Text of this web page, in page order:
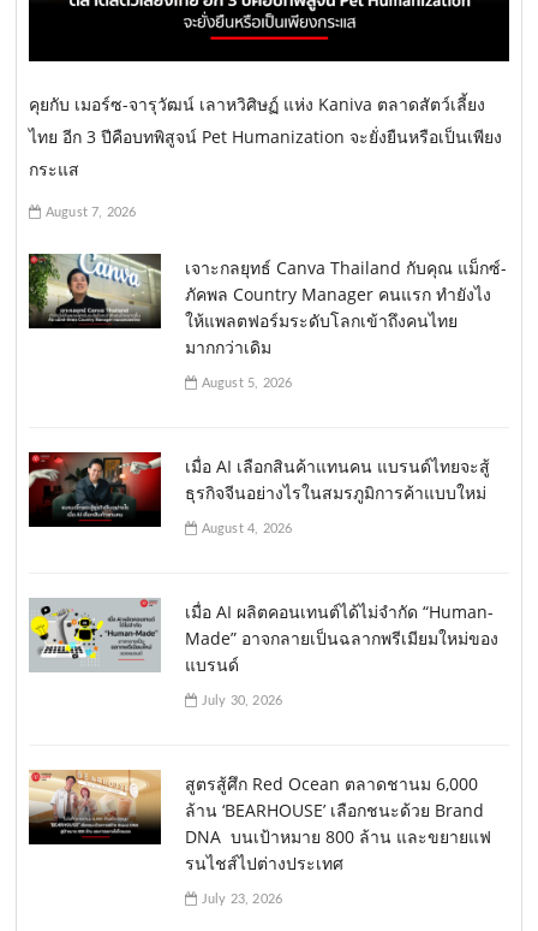
คุยกับ เมอร์ซ-จารุวัฒน์ เลาหวิศิษฏ์ แห่ง Kaniva ตลาดสัตว์เลี้ยง
ไทย อีก 3 ปีคือบทพิสูจน์ Pet Humanization จะยั่งยืนหรือเป็นเพียง
กระแส
August 7, 2026
เจาะกลยุทธ์ Canva Thailand กับคุณ แม็กซ์-
ภัคพล Country Manager คนแรก ทำยังไง
ให้แพลตฟอร์มระดับโลกเข้าถึงคนไทย
มากกว่าเดิม
August 5, 2026
เมื่อ AI เลือกสินค้าแทนคน แบรนด์ไทยจะสู้
ธุรกิจจีนอย่างไรในสมรภูมิการค้าแบบใหม่
August 4, 2026
เมื่อ AI ผลิตคอนเทนต์ได้ไม่จำกัด “Human-
Made” อาจกลายเป็นฉลากพรีเมียมใหม่ของ
แบรนด์
July 30, 2026
สูตรสู้ศึก Red Ocean ตลาดชานม 6,000
ล้าน ‘BEARHOUSE’ เลือกชนะด้วย Brand
DNA บนเป้าหมาย 800 ล้าน และขยายแฟ
รนไชส์ไปต่างประเทศ
July 23, 2026